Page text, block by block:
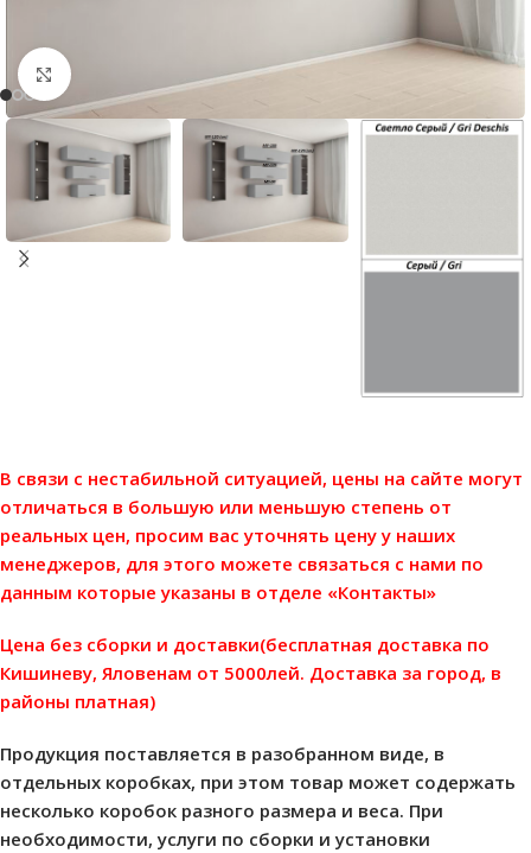
Нажмите, чтобы увеличить
В связи с нестабильной ситуацией, цены на сайте могут
отличаться в большую или меньшую степень от
реальных цен, просим вас уточнять цену у наших
менеджеров, для этого можете связаться с нами по
данным которые указаны в отделе «Контакты»
Цена без сборки и доставки(бесплатная доставка по
Кишиневу, Яловенам от 5000лей. Доставка за город, в
районы платная)
Продукция поставляется в разобранном виде, в
отдельных коробках, при этом товар может содержать
несколько коробок разного размера и веса. При
необходимости, услуги по сборки и установки